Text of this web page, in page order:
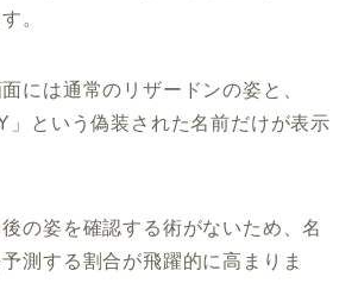
。
には通常のリザードンの姿と、
」という偽装された名前だけが表示
の姿を確認する術がないため、名
測する割合が飛躍的に高まりま